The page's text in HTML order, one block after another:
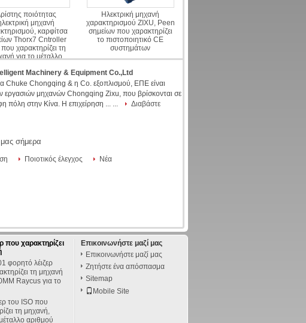
ποιότητας
μηχανή
καρφίτσα
Thorx7 Cntroller
χαρακτηρίζει τη
για το μέταλλο
Ηλεκτρική μηχανή
χαρακτηρισμού ZIXU, Peen
σημείων που χαρακτηρίζει
το πιστοποιητικό CE
συστημάτων
Machinery & Equipment Co.,Ltd
Chuke Chongqing & η Co. εξοπλισμού, ΕΠΕ είναι
εργασιών μηχανών Chongqing Zixu, που βρίσκονται σε
πόλη στην Κίνα. Η επιχείρηση ... ...
Διαβάστε
μας σήμερα
Ποιοτικός έλεγχος Νέα
που χαρακτηρίζει
φορητό λέιζερ
τη μηχανή
Raycus για το
του ISO που
τη μηχανή,
αριθμού
Επικοινωνήστε μαζί μας
Επικοινωνήστε μαζί μας
Ζητήστε ένα απόσπασμα
Sitemap
Mobile Site